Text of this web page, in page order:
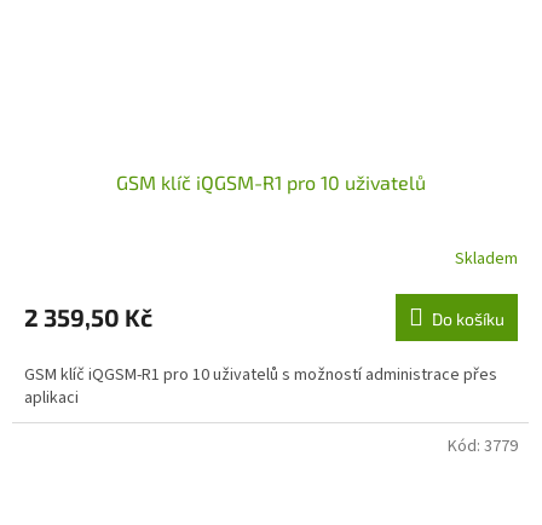
GSM klíč iQGSM-R1 pro 10 uživatelů
Skladem
2 359,50 Kč Do košíku
GSM klíč iQGSM-R1 pro 10 uživatelů s možností administrace přes
aplikaci
Kód: 3779